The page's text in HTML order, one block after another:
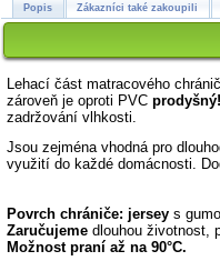
Popis Zákazníci také zakoupili
Lehací část matracového
zároveň je oproti PVCprodyšný!
zadržování vlhkosti.
Jsou zejména vhodná pro
využití do každé domácnosti.
Povrch chrániče: jersey s
Zaručujemedlouhou životnost,
Možnost praní až na 90°C.